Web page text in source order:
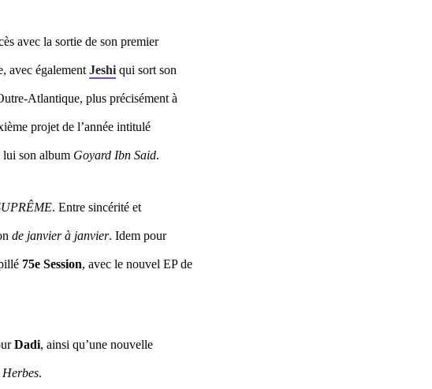
avec la sortie de son premier
avec également Jeshi qui sort son
Atlantique, plus précisément à
projet de l’année intitulé
lui son album Goyard Ibn Said.
. Entre sincérité et
de janvier à janvier. Idem pour
75e Session, avec le nouvel EP de
Dadi, ainsi qu’une nouvelle
.